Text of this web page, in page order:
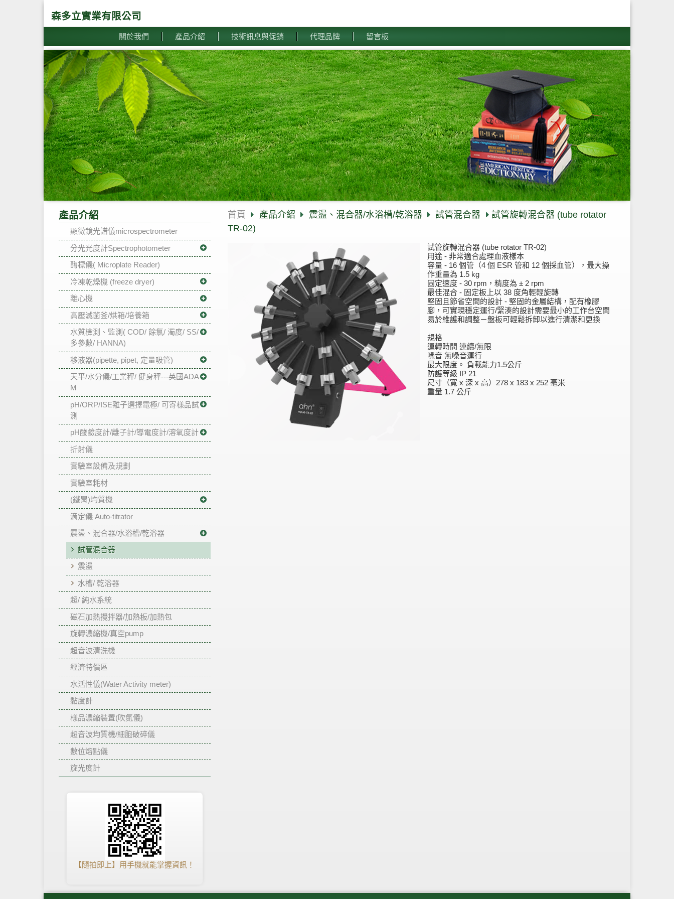
森多立實業有限公司
關於我們 產品介紹 技術訊息與促銷 代理品牌 留言板
產品介紹
顯微鏡光譜儀microspectrometer
分光光度計Spectrophotometer
酶標儀( Microplate Reader)
冷凍乾燥機 (freeze dryer)
離心機
高壓滅菌釜/烘箱/培養箱
水質檢測、監測( COD/ 餘氯/ 濁度/ SS/
多參數/ HANNA)
移液器(pipette, pipet, 定量吸管)
天平/水分儀/工業秤/ 健身秤---英國ADA
M
pH/ORP/ISE離子選擇電極/ 可寄樣品試
測
pH酸鹼度計/離子計/導電度計/溶氧度計
折射儀
實驗室設備及規劃
實驗室耗材
(鐵胃)均質機
滴定儀 Auto-titrator
震盪、混合器/水浴槽/乾浴器
試管混合器
震盪
水槽/ 乾浴器
超/ 純水系統
磁石加熱攪拌器/加熱板/加熱包
旋轉濃縮機/真空pump
超音波清洗機
經濟特價區
水活性儀(Water Activity meter)
黏度計
樣品濃縮裝置(吹氮儀)
超音波均質機/細胞破碎儀
數位熔點儀
旋光度計
【隨拍即上】用手機就能掌握資訊！
首頁 產品介紹 震盪、混合器/水浴槽/乾浴器 試管混合器
試管旋轉混合器 (tube rotator
TR-02)
試管旋轉混合器 (tube rotator TR-02)
用途 - 非常適合處理血液樣本
容量 - 16 個管（4 個 ESR 管和 12 個採血管），最大操
作重量為 1.5 kg
固定速度 - 30 rpm，精度為 ± 2 rpm
最佳混合 - 固定板上以 38 度角輕輕旋轉
堅固且節省空間的設計 - 堅固的金屬結構，配有橡膠
腳，可實現穩定運行/緊湊的設計需要最小的工作台空間
易於維護和調整－盤板可輕鬆拆卸以進行清潔和更換
規格
運轉時間 連續/無限
噪音 無噪音運行
最大限度。 負載能力1.5公斤
防護等級 IP 21
尺寸（寬 x 深 x 高）278 x 183 x 252 毫米
重量 1.7 公斤